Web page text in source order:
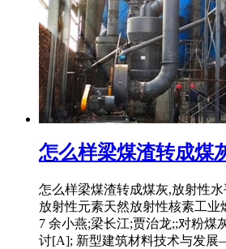
怎么样梁煤渣转成煤
怎么样梁煤渣转成煤灰,放射性
放射性元素天然放射性核素工业
7 余小燕;梁长江;贾治龙;;对粉煤
讨[A]; 新型建筑材料技术与发